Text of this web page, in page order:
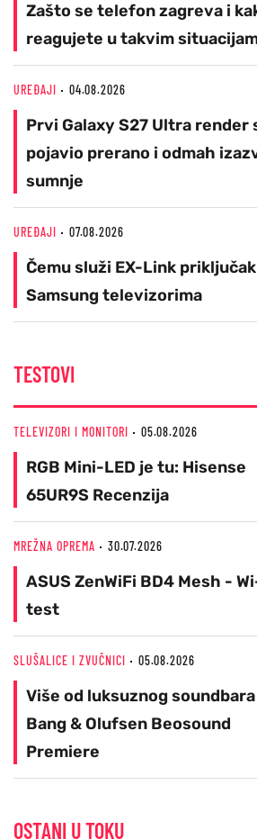
Zašto se telefon zagreva i
reagujete u takvim
UREĐAJI 04.08.2026
Prvi Galaxy S27 Ultra render
pojavio prerano i odmah
sumnje
UREĐAJI 07.08.2026
Čemu služi EX-Link
Samsung televizorima
TESTOVI
TELEVIZORI I MONITORI 05.08.2026
RGB Mini-LED je tu: Hisense
65UR9S Recenzija
MREŽNA OPREMA 30.07.2026
ASUS ZenWiFi BD4 Mesh -
test
SLUŠALICE I ZVUČNICI 05.08.2026
Više od luksuznog
Bang & Olufsen Beosound
Premiere
OSTANI U TOKU